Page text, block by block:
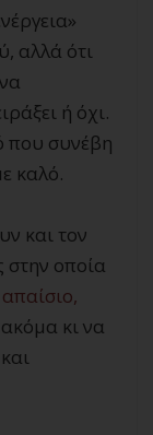
αλλά ότι
ή όχι.
που συνέβη
καλό.
και τον
στην οποία
κι να